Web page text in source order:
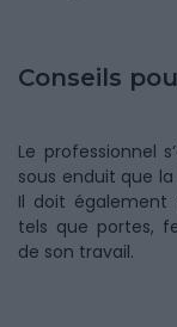
Conseils
Le professionnel
sous enduit que
Il doit
tels que portes,
de son travail.